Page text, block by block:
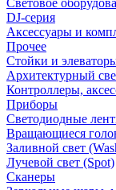
Световое
DJ-серия
Аксессуары и
Прочее
Стойки и
Архитектурный
Контроллеры,
Приборы
Светодиодные
Вращающиеся
Заливной свет
Лучевой свет (Spot)
Сканеры